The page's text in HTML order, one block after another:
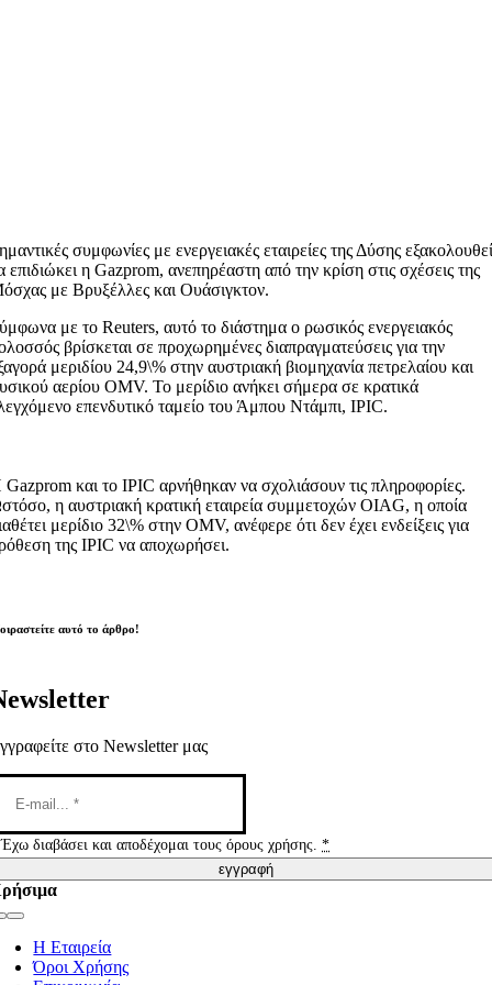
συμφωνίες με ενεργειακές εταιρείες της Δύσης
επιδιώκει η Gazprom, ανεπηρέαστη από την κρίση στις σχέσεις της
με Βρυξέλλες και Ουάσιγκτον.
με το Reuters, αυτό το διάστημα ο ρωσικός ενεργειακός
βρίσκεται σε προχωρημένες διαπραγματεύσεις για την
μεριδίου 24,9\% στην αυστριακή βιομηχανία πετρελαίου και
αερίου OMV. Το μερίδιο ανήκει σήμερα σε κρατικά
επενδυτικό ταμείο του Άμπου Ντάμπι, ΙPIC.
και το IPIC αρνήθηκαν να σχολιάσουν τις πληροφορίες.
η αυστριακή κρατική εταιρεία συμμετοχών OIAG, η οποία
μερίδιο 32\% στην OMV, ανέφερε ότι δεν έχει ενδείξεις για
της IPIC να αποχωρήσει.
αυτό το άρθρο!
στο Newsletter μας
Έχω διαβάσει και αποδέχομαι τους όρους χρήσης.*
εγγραφή
Η Εταιρεία
Όροι Χρήσης